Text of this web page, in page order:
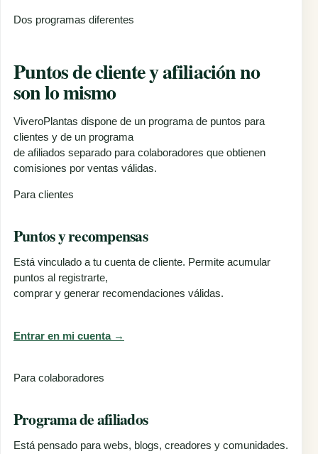
Dos programas diferentes
Puntos de cliente y afiliación no
son lo mismo
ViveroPlantas dispone de un programa de puntos para
clientes y de un programa
de afiliados separado para colaboradores que obtienen
comisiones por ventas válidas.
Para clientes
Puntos y recompensas
Está vinculado a tu cuenta de cliente. Permite acumular
puntos al registrarte,
comprar y generar recomendaciones válidas.
Entrar en mi cuenta →
Para colaboradores
Programa de afiliados
Está pensado para webs, blogs, creadores y comunidades.